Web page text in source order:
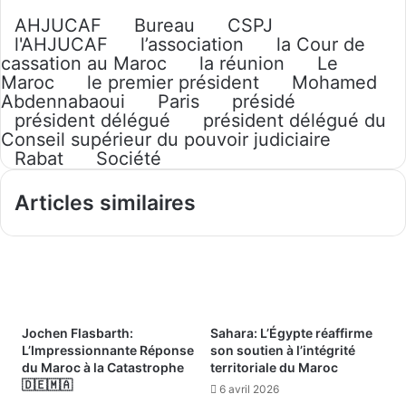
AHJUCAF
Bureau
CSPJ
l'AHJUCAF
l’association
la Cour de
cassation au Maroc
la réunion
Le
Maroc
le premier président
Mohamed
Abdennabaoui
Paris
présidé
président délégué
président délégué du
Conseil supérieur du pouvoir judiciaire
Rabat
Société
Articles similaires
Jochen Flasbarth:
L’Impressionnante Réponse
du Maroc à la Catastrophe
🇩🇪🇲🇦
Sahara: L’Égypte réaffirme
son soutien à l’intégrité
territoriale du Maroc
6 avril 2026